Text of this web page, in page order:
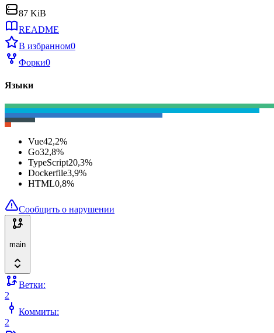
87 KiB
README
В избранном0
Форки0
Языки
Vue42,2%
Go32,8%
TypeScript20,3%
Dockerfile3,9%
HTML0,8%
Сообщить о нарушении
main
Ветки:
2
Коммиты:
2